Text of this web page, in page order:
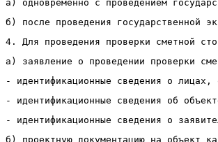
а) одновременно с проведением
б) после проведения государственной
4. Для проведения проверки сметной
а) заявление о проведении проверки
- идентификационные сведения о лицах,
- идентификационные сведения об
- идентификационные сведения о
б) проектную документацию на объект